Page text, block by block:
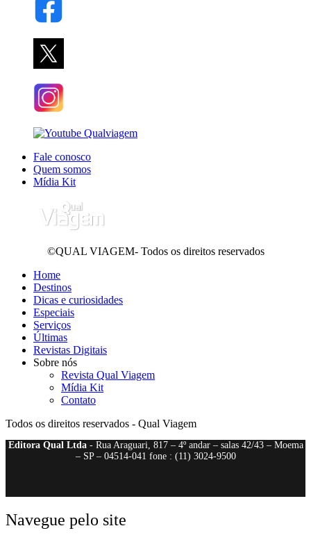
Fale conosco
Quem somos
Mídia Kit
©QUAL VIAGEM- Todos os direitos reservados
Home
Destinos
Dicas e curiosidades
Especiais
Serviços
Últimas
Revistas Digitais
Sobre nós
Revista Qual Viagem
Mídia Kit
Contato
Todos os direitos reservados - Qual Viagem
Editora Qual Ltda- Rua Araguari, 817 – 4º andar – salas 42/43 – Moema
– SP – 04514-041 fone : (11) 3024-9500
Navegue pelo site